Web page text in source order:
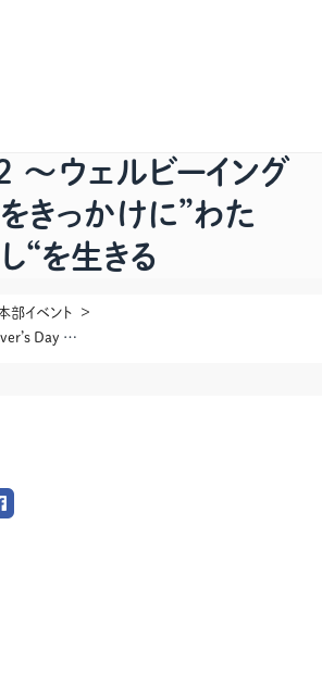
～ウェルビーイング
きっかけに”わた
し“を生きる
部イベント
Working Canser Surviver’s Day 2022 ～ウェルビーイング～がんをきっかけに”わたし“を生きる